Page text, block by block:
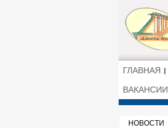
ГЛАВНАЯ
ВАКАНСИИ
НОВОСТИ